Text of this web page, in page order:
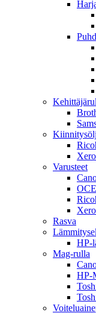
Varusteet
Rasva
HP-
Mag-rulla
HP-